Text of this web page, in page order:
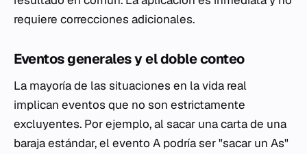
requiere correcciones adicionales.
Eventos generales y el doble conteo
La mayoría de las situaciones en la vida real
implican eventos que no son estrictamente
excluyentes. Por ejemplo, al sacar una carta de una
baraja estándar, el evento A podría ser "sacar un As"